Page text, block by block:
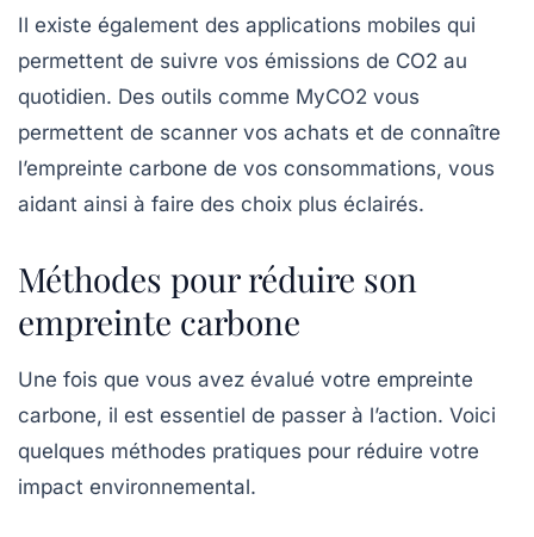
Il existe également des applications mobiles qui
permettent de suivre vos émissions de CO2 au
quotidien. Des outils comme MyCO2 vous
permettent de scanner vos achats et de connaître
l’empreinte carbone de vos consommations, vous
aidant ainsi à faire des choix plus éclairés.
Méthodes pour réduire son
empreinte carbone
Une fois que vous avez évalué votre empreinte
carbone, il est essentiel de passer à l’action. Voici
quelques méthodes pratiques pour réduire votre
impact environnemental.